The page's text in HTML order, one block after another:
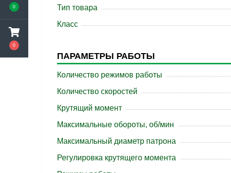
0
0
Тип товара
Класс
ПАРАМЕТРЫ РАБОТЫ
Количество режимов работы
Количество скоростей
Крутящий момент
Максимальные обороты, об/мин
Максимальный диаметр патрона
Регулировка крутящего момента